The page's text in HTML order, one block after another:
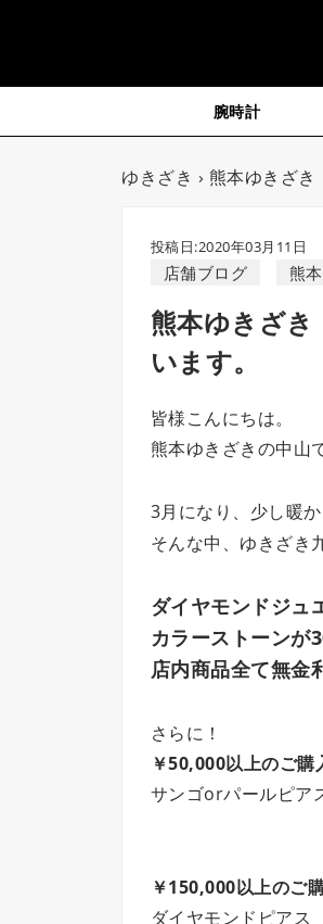
腕時計
ゆきざき › 熊本ゆきざ
投稿日:2020年03月11日
店舗ブログ 熊
熊本ゆきざ
います。
皆様こんにちは。
熊本ゆきざきの中山
3月になり、少し暖
そんな中、ゆきざき
ダイヤモンドジュ
カラーストーンが
店内商品全て無金
さらに！
￥50,000以上のご購
サンゴorパールピア
￥150,000以上のご
ダイヤモンドピアス